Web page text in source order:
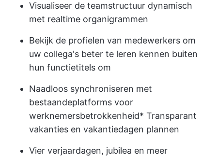
Visualiseer de teamstructuur dynamisch
met realtime organigrammen
Bekijk de profielen van medewerkers om
uw collega's beter te leren kennen buiten
hun functietitels om
Naadloos synchroniseren met
bestaandeplatforms voor
werknemersbetrokkenheid* Transparant
vakanties en vakantiedagen plannen
Vier verjaardagen, jubilea en meer